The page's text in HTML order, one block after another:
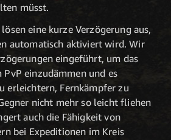
müsst.
eine kurze Verzögerung aus,
automatisch aktiviert wird. Wir
eingeführt, um das
einzudämmen und es
erleichtern, Fernkämpfer zu
nicht mehr so leicht fliehen
auch die Fähigkeit von
bei Expeditionen im Kreis